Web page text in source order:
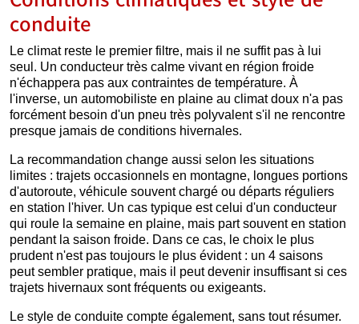
conduite
Le climat reste le premier filtre, mais il ne suffit pas à lui
seul. Un conducteur très calme vivant en région froide
n'échappera pas aux contraintes de température. À
l'inverse, un automobiliste en plaine au climat doux n'a pas
forcément besoin d'un pneu très polyvalent s'il ne rencontre
presque jamais de conditions hivernales.
La recommandation change aussi selon les situations
limites : trajets occasionnels en montagne, longues portions
d'autoroute, véhicule souvent chargé ou départs réguliers
en station l'hiver. Un cas typique est celui d'un conducteur
qui roule la semaine en plaine, mais part souvent en station
pendant la saison froide. Dans ce cas, le choix le plus
prudent n'est pas toujours le plus évident : un 4 saisons
peut sembler pratique, mais il peut devenir insuffisant si ces
trajets hivernaux sont fréquents ou exigeants.
Le style de conduite compte également, sans tout résumer.